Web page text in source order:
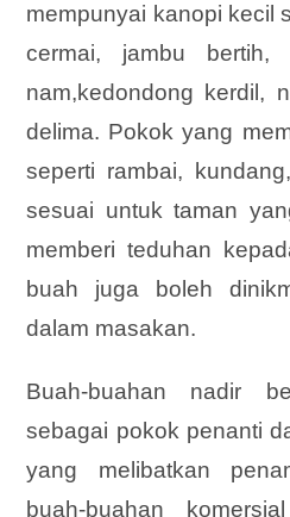
mempunyai kanopi kecil
cermai, jambu bertih,
nam,kedondong kerdil,
delima. Pokok yang
seperti rambai,
sesuai untuk taman
memberi teduhan
buah juga boleh
dalam masakan.
Buah-buahan nadir
sebagai pokok penanti
yang melibatkan
buah-buahan